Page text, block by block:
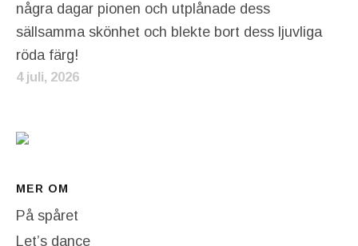
några dagar pionen och utplånade dess
sällsamma skönhet och blekte bort dess ljuvliga
röda färg!
4 juli, 2026
MER OM
På spåret
Let’s dance